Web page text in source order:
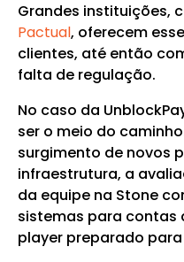
Grandes instituições,
Pactual, oferecem
clientes, até então
falta de regulação.
No caso da
ser o meio do
surgimento de novos
infraestrutura, a
da equipe na Stone
sistemas para contas
player preparado